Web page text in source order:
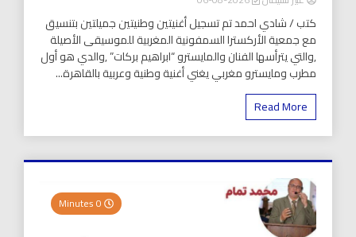
كتب / شادي احمد تم تسجيل أغنيتين وطنيتين جميلتين بتنسيق
مع جمعية الأركسترا السمفونية المغربية للموسيقى الأصيلة
,والتي يترأسها الفنان والمايسترو “ابراهيم بركات” ,والدي هو أول
مطرب ومايسترو مغربي يغني أغنية وطنية وعربية بالقاهرة...
Read More